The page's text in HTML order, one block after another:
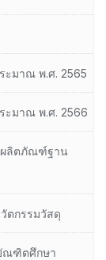
ะมาณ พ.ศ. 2565
ะมาณ พ.ศ. 2566
ผลิตภัณฑ์ฐาน
ตกรรมวัสดุ
ณฑิตศึกษา